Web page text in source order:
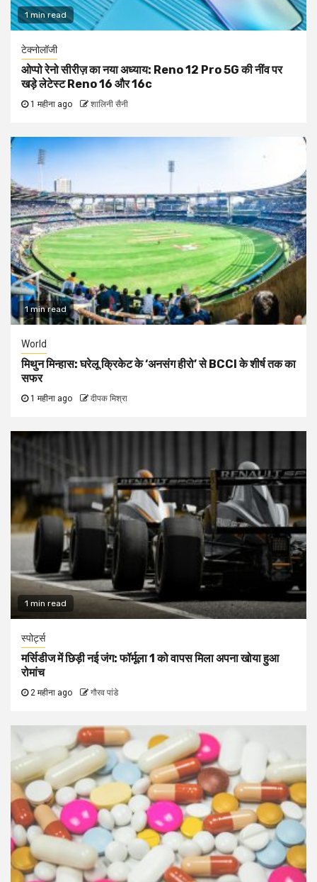
1 min read
टेक्नोलॉजी
ओप्पो रेनो सीरीज़ का नया अध्याय: Reno 12 Pro 5G की नींव पर
खड़े लेटेस्ट Reno 16 और 16c
1 महीना ago शालिनी सैनी
1 min read
World
मिथुन मिन्हास: घरेलू क्रिकेट के ‘अनसंग हीरो’ से BCCI के शीर्ष तक का
सफर
1 महीना ago दीपक मिश्रा
1 min read
स्पोर्ट्स
मर्सिडीज में छिड़ी नई जंग: फॉर्मूला 1 को वापस मिला अपना खोया हुआ
रोमांच
2 महीना ago गौरव पांडे